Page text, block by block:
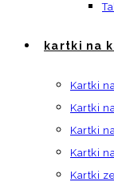
kartki na
Kartki
Kartki
Kartki
Kartki
Kartki